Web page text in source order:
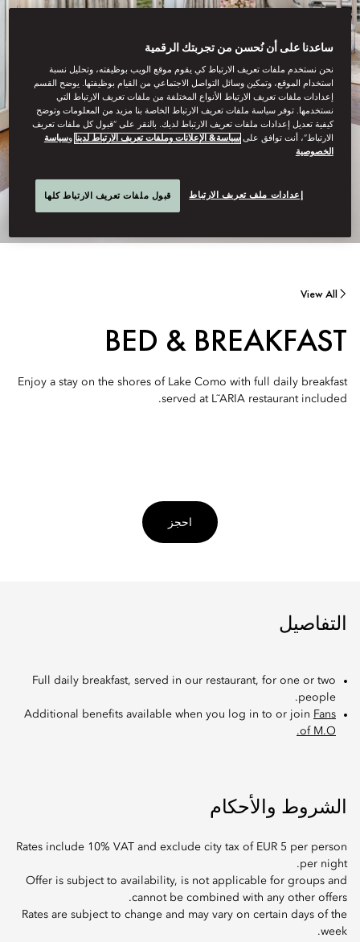
View All
BED & BREAKFAST
Enjoy a stay on the shores of Lake Como with full daily breakfast
served at L˜ARIA restaurant included.
احجز
التفاصيل
Full daily breakfast, served in our restaurant, for one or two
people.
Additional benefits available when you log in to or join Fans
of M.O.
الشروط والأحكام
Rates include 10% VAT and exclude city tax of EUR 5 per person
per night.
Offer is subject to availability, is not applicable for groups and
cannot be combined with any other offers.
Rates are subject to change and may vary on certain days of the
week.
ساعدنا على أن نُحسن من تجربتك الرقمية
نحن نستخدم ملفات تعريف الارتباط كي يقوم موقع الويب بوظيفته، وتحليل نسبة
استخدام الموقع، وتمكين وسائل التواصل الاجتماعي من القيام بوظيفتها. يوضح القسم
إعدادات ملفات تعريف الارتباط الأنواع المختلفة من ملفات تعريف الارتباط التي
نستخدمها. توفر سياسة ملفات تعريف الارتباط الخاصة بنا مزيد من المعلومات وتوضح
كيفية تعديل إعدادات ملفات تعريف الارتباط لديك. بالنقر على “قبول كل ملفات تعريف
الارتباط”، أنت توافق علىسياسة& الإعلانات وملفات تعريف الارتباط لدينا وسياسة
الخصوصية
إعدادات ملف تعريف الارتباط قبول ملفات تعريف الارتباط كلها